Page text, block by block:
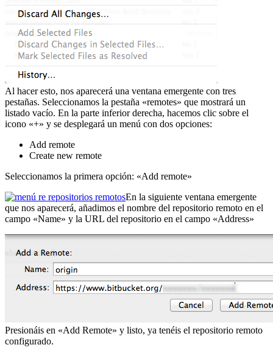
Al hacer esto, nos aparecerá una ventana emergente con tres
pestañas. Seleccionamos la pestaña «remotes» que mostrará un
listado vacío. En la parte inferior derecha, hacemos clic sobre el
icono «+» y se desplegará un menú con dos opciones:
Add remote
Create new remote
Seleccionamos la primera opción: «Add remote»
En la siguiente ventana emergente
que nos aparecerá, añadimos el nombre del repositorio remoto en el
campo «Name» y la URL del repositorio en el campo «Address»
Presionáis en «Add Remote» y listo, ya tenéis el repositorio remoto
configurado.